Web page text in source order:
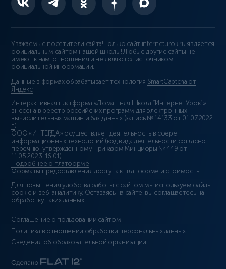
Уважаемые посетители сайта! Только сайт interneturok.ru является
официальным сайтом нашей школы! Любые другие сайты не
имеют к нам отношения и не являются источником
официальной информации.
Данные в формах обрабатывает технология SmartCaptcha от
Яндекс
Интерактивная платформа «Домашняя Школа “ИнтернетУрок”»
внесена в реестр российских программ для электронных
вычислительных машин и баз данных (запись № 14133 от 01.07.2022
г.).
ООО «ИНТЕРДА» осуществляет деятельность в сфере
информационных технологий (код вида деятельности согласно
перечню, утверждённому Приказом Минцифры № 449 от
11.05.2023: 16.01)
Подробнее о платформе.
Форматы предоставления доступа к платформе и стоимость.
Для повышения удобства работы с сайтом мы используем файлы
cookie и веб-аналитику. Оставаясь на сайте, вы соглашаетесь на
обработку таких данных.
Соглашение о пользовании сайтом
Политика в отношении обработки персональных данных
Сведения об образовательной организации